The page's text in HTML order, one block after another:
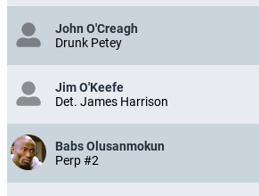
John O'Creagh
Drunk Petey
Jim O'Keefe
Det. James Harrison
Babs Olusanmokun
Perp #2